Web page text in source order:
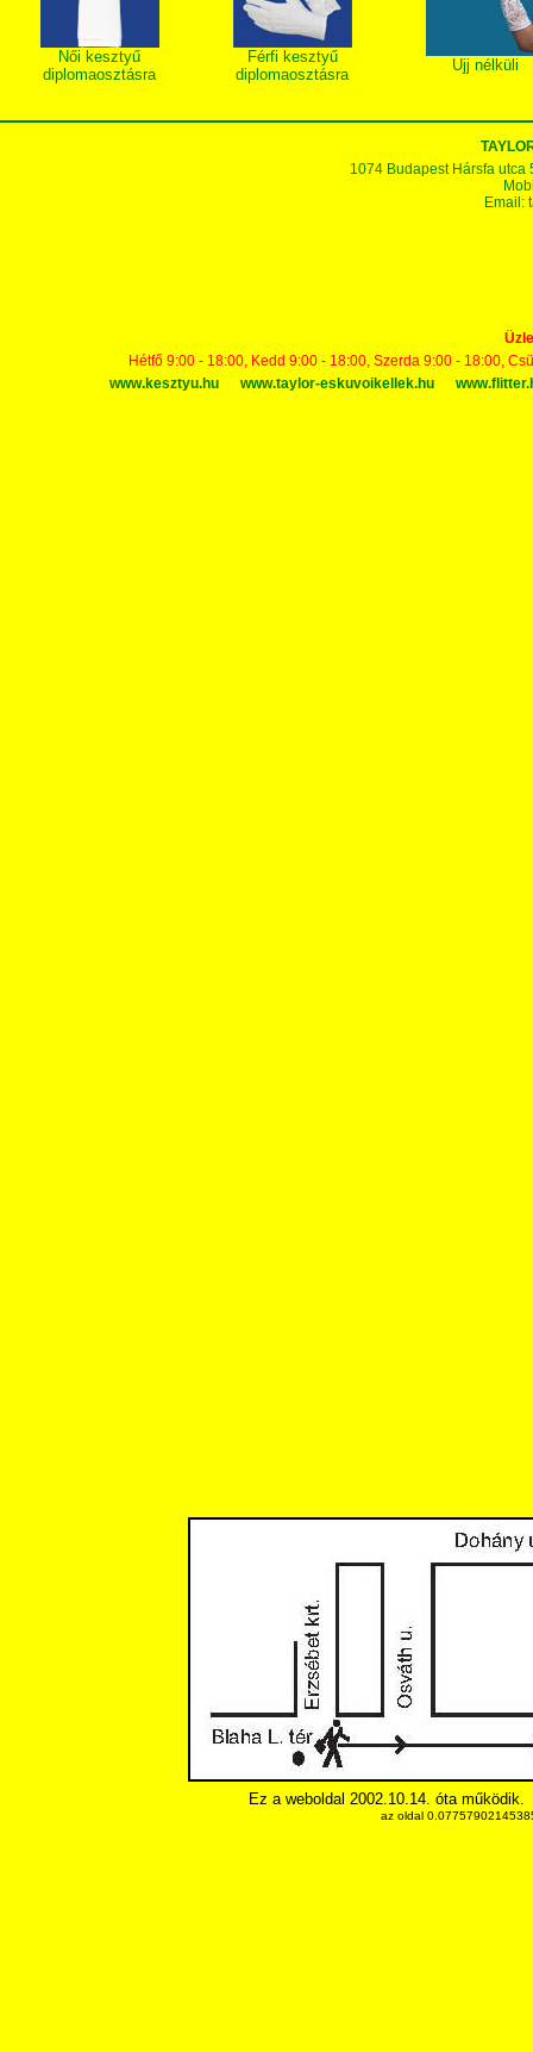
Női kesztyű
diplomaosztásra
Férfi kesztyű
diplomaosztásra
Ujj nélküli
1074 Budapest Hársfa utca
Email:
Hétfő 9:00 - 18:00, Kedd 9:00 - 18:00, Szerda 9:00 - 18:00,
www.kesztyu.hu
www.taylor-eskuvoikellek.hu
Ez a weboldal 2002.10.14. óta működik.
az oldal